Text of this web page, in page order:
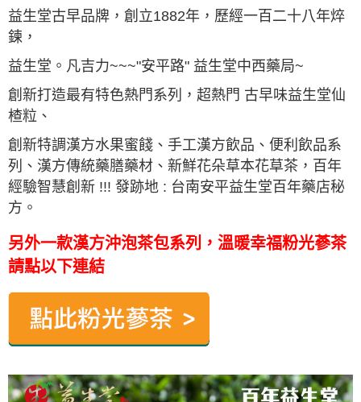
益生堂古早品牌，創立1882年，歷經一百二十八年焠
鍊，
益生堂。 凡吉力~~~"安平路" 益生堂中西藥局~
創新打造最有特色熱門系列，超熱門 古早味益生堂仙
楂粒、
創新特調漢方水果蜜餞、手工漢方飲品、便利飲品系
列、漢方傳統藥膳藥材、新鮮花朵草本花草茶，百年
經驗智慧創新 !!! 發跡地 : 台南安平益生堂百年藥店秘
方。
另外一款漢方沖泡茶包系列，溫暖幸福粉光蔘茶
請點以下連結